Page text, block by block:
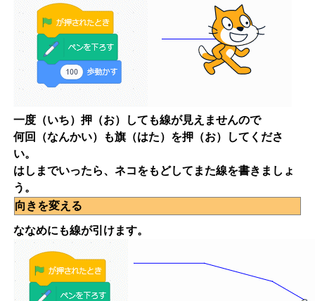
一度（いち）押（お）しても線が見えませんので
何回（なんかい）も旗（はた）を押（お）してくださ
い。
はしまでいったら、ネコをもどしてまた線を書きましょ
う。
向きを変える
ななめにも線が引けます。